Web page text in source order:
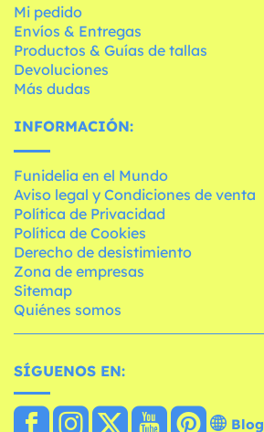
Mi pedido
Envíos & Entregas
Productos & Guías de tallas
Devoluciones
Más dudas
INFORMACIÓN:
Funidelia en el Mundo
Aviso legal y Condiciones de venta
Política de Privacidad
Política de Cookies
Derecho de desistimiento
Zona de empresas
Sitemap
Quiénes somos
SÍGUENOS EN:
Blog